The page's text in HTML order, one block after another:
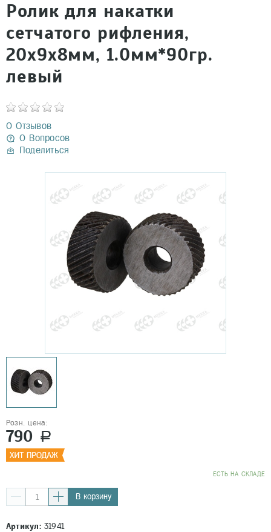
Ролик для накатки
сетчатого рифления,
20х9х8мм, 1.0мм*90гр.
левый
0 Отзывов
0 Вопросов
Поделиться
Розн. цена:
790 a
EСТЬ НА СКЛАДЕ
В корзину
Артикул:31941